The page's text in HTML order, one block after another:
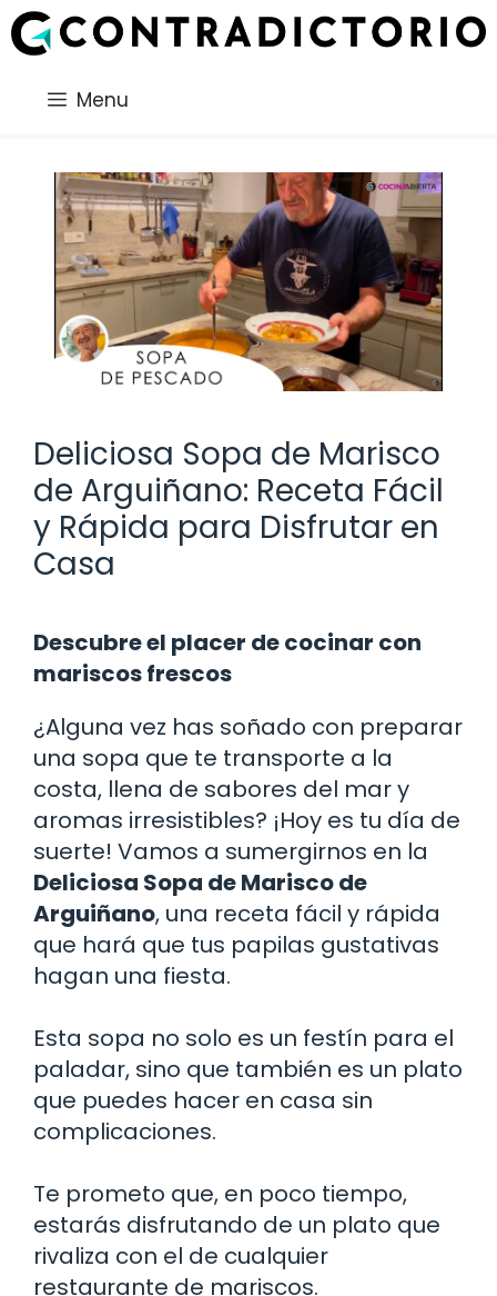
Saltar
al
Menu
Deliciosa Sopa de Marisco
de Arguiñano: Receta Fácil
y Rápida para Disfrutar en
Casa
Descubre el placer de cocinar con
mariscos frescos
¿Alguna vez has soñado con preparar
una sopa que te transporte a la
costa, llena de sabores del mar y
aromas irresistibles? ¡Hoy es tu día de
suerte! Vamos a sumergirnos en la
Deliciosa Sopa de Marisco de
Arguiñano, una receta fácil y rápida
que hará que tus papilas gustativas
hagan una fiesta.
Esta sopa no solo es un festín para el
paladar, sino que también es un plato
que puedes hacer en casa sin
complicaciones.
Te prometo que, en poco tiempo,
estarás disfrutando de un plato que
rivaliza con el de cualquier
restaurante de mariscos.